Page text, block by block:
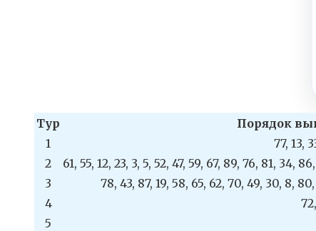
Тур Порядок
1
77, 13,
2
61, 55, 12, 23, 3, 5, 52, 47, 59, 67, 89, 76, 81, 34,
3
78, 43, 87, 19, 58, 65, 62, 70, 49, 30, 8,
4
5